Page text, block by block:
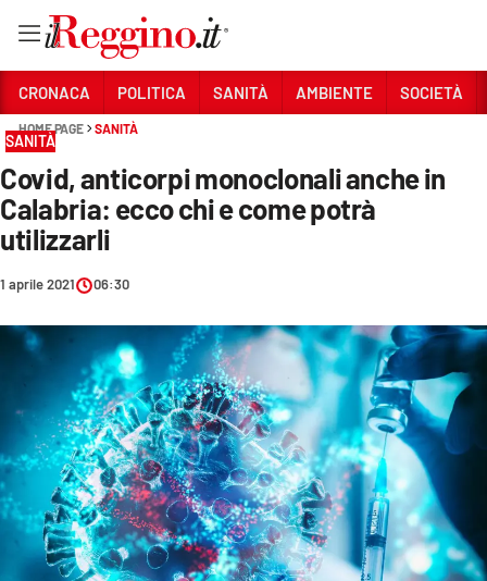
Sezioni
CRONACA
POLITICA
SANITÀ
AMBIENTE
SOCIETÀ
CULTURA
ECONOMIA E LAVORO
EVENTI
SPORT
CRONACA POLITICA SANITÀ AMBIENTE SOCIETÀ
HOME PAGE SANITÀ
SANITÀ
Covid, anticorpi monoclonali anche in
Calabria: ecco chi e come potrà
utilizzarli
1 aprile 2021 06:30